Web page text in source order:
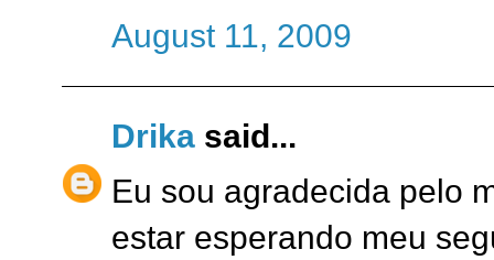
August 11, 2009
Drika said...
Eu sou agradecida pelo
estar esperando meu